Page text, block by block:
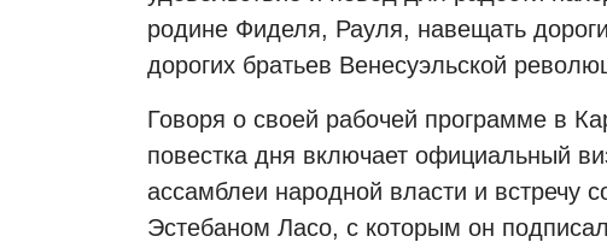
родине Фиделя, Рауля, навещать
дорогих братьев Венесуэльской
Говоря о своей рабочей программе в
повестка дня включает официальный
ассамблеи народной власти и встречу
Эстебаном Ласо, с которым он